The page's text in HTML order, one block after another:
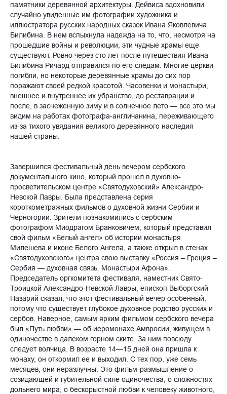
памятники деревянной архитектуры. Дейвиса вдохновили
случайно увиденные им фотографии художника и
иллюстратора русских народных сказок Ивана Яковлевича
Билибина. В нем вспыхнула надежда на то, что, несмотря на
прошедшие войны и революции, эти чудные храмы еще
существуют. Ровно через сто лет после путешествия Ивана
Билибина Ричард отправился по его следам. Многие церкви
погибли, но некоторые деревянные храмы до сих пор
поражают своей редкой красотой. Часовенки и монастыри,
внешнее и внутреннее их убранство, до реставрации и
после, в заснеженную зиму и в солнечное лето — все это мы
видим на работах фотографа-англичанина, переживающего
из-за тихого увядания великого деревянного наследия
нашей страны.
Завершился фестивальный день вечером сербского
документального кино, который прошел в духовно-
просветительском центре «Святодуховский» Александро-
Невской Лавры. Была представлена серия
короткометражных фильмов о духовной жизни Сербии и
Черногории. Зрители познакомились с сербским
фотографом Миодрагом Бранковичем, который представил
свой фильм «Белый ангел» об истории монастыря
Милешева и иконе Белого Ангела, а также открыл в стенах
«Святодуховского» центра свою выставку «Россия – Греция –
Сербия — духовная связь. Монастыри Афона».
Председатель оргкомитета фестиваля, наместник Свято-
Троицкой Александро-Невской Лавры, епископ Выборгский
Назарий сказал, что этот фестивальный вечер особенный,
потому что существует глубокое духовное родство русских и
сербов. Наверное, самым ярким фильмом сербского вечера
был «Путь любви» — об иеромонахе Амвросии, живущем в
одиночестве в далеком горном ските. За ним повсюду
следует волчица. В возрасте 14—15 дней она пришла к
монаху, он откормил ее и выходил. С тех пор, уже семь
месяцев, они неразлучны. Это фильм-размышление о
созидающей и губительной силе одиночества, о сложностях
дольнего мира, о бескорыстной любви к человеку животного,